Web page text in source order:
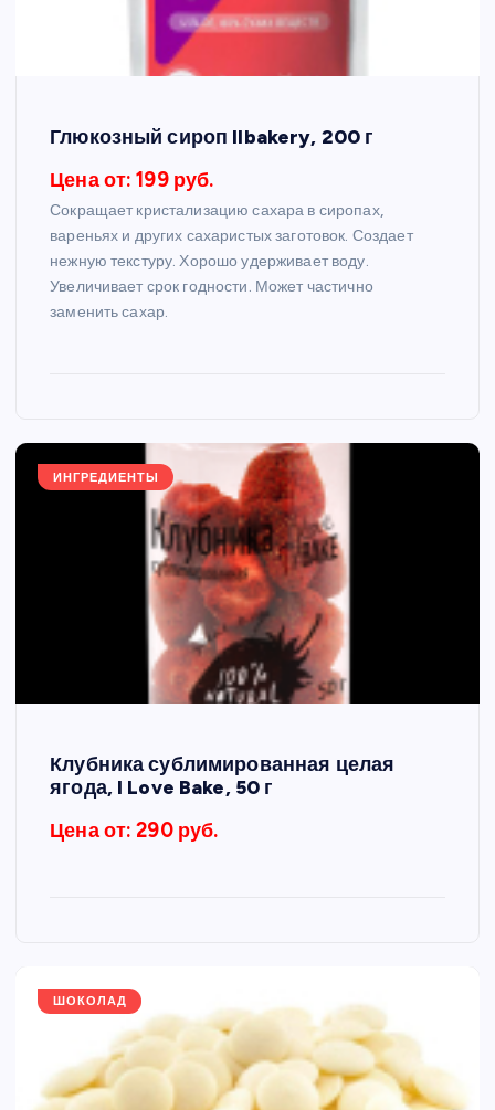
Глюкозный сироп Ilbakery, 200 г
Цена от: 199 руб.
Сокращает кристализацию сахара в сиропах,
вареньях и других сахаристых заготовок. Создает
нежную текстуру. Хорошо удерживает воду.
Увеличивает срок годности. Может частично
заменить сахар.
ИНГРЕДИЕНТЫ
Клубника сублимированная целая
ягода, I Love Bake, 50 г
Цена от: 290 руб.
ШОКОЛАД